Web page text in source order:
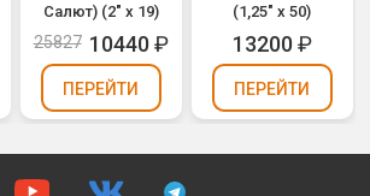
Салют) (2" х 19)
25827 10440₽
ПЕРЕЙТИ
(1,25" х 50)
13200₽
ПЕРЕЙТИ